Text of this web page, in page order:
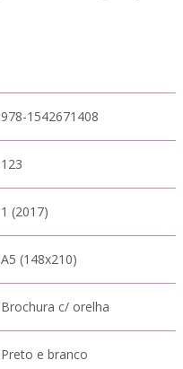
978-1542671408
123
1 (2017)
A5 (148x210)
Brochura c/ orelha
Preto e branco